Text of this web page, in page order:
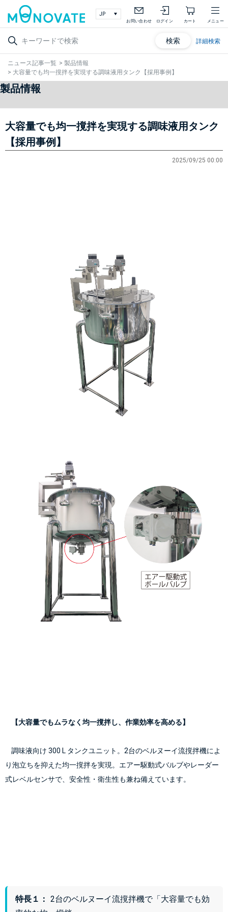
お問い合わせ ログイン カート メニュー
検索 詳細検索
ニュース記事一覧 > 製品情報
> 大容量でも均一撹拌を実現する調味液用タンク【採用事例】
製品情報
大容量でも均一撹拌を実現する調味液用タンク
【採用事例】
2025/09/25 00:00
【大容量でもムラなく均一撹拌し、作業効率を高める】
り泡立ちを抑えた均一撹拌を実現。エアー駆動式バルブやレーダー
式レベルセンサで、安全性・衛生性も兼ね備えています。
特長１： 2台のベルヌーイ流撹拌機で「大容量でも効